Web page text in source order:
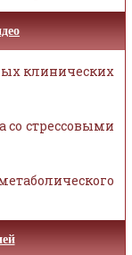
клинических
со стрессовыми